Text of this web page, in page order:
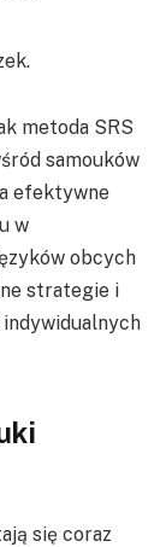
metoda SRS
samouków
efektywne
w
obcych
strategie i
się coraz